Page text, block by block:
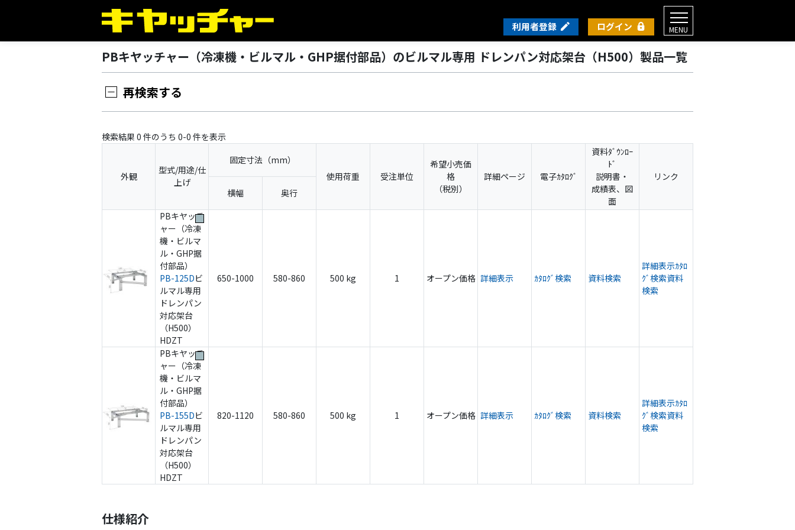
利用者登録 ログイン MENU
PBキヤッチャー（冷凍機・ビルマル・GHP据付部品）のビルマル専用 ドレンパン対応架台（H500）製品一覧
再検索する
検索結果 0 件のうち 0-0 件を表示
外観
型式/用途/仕
上げ
固定寸法（mm）
使用荷重
受注単位
希望小売価
格
（税別）
詳細ページ 電子ｶﾀﾛｸﾞ
資料ﾀﾞｳﾝﾛｰ
ﾄﾞ
説明書・
成績表、図
面
リンク
横幅
奥行
PBキヤッチ
ャー（冷凍
機・ビルマ
ル・GHP据
付部品）
PB-125Dビ
ルマル専用
ドレンパン
対応架台
（H500）
HDZT
650-1000 580-860 500 kg 1 オープン価格 詳細表示 ｶﾀﾛｸﾞ検索 資料検索
詳細表示ｶﾀﾛ
ｸﾞ検索資料
検索
PBキヤッチ
ャー（冷凍
機・ビルマ
ル・GHP据
付部品）
PB-155Dビ
ルマル専用
ドレンパン
対応架台
（H500）
HDZT
820-1120 580-860 500 kg 1 オープン価格 詳細表示 ｶﾀﾛｸﾞ検索 資料検索
詳細表示ｶﾀﾛ
ｸﾞ検索資料
検索
仕様紹介